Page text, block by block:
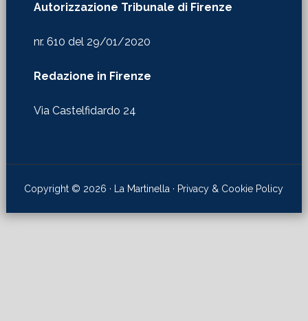
Autorizzazione Tribunale di Firenze
nr. 610 del 29/01/2020
Redazione in Firenze
Via Castelfidardo 24
Copyright © 2026 · La Martinella · Privacy & Cookie Policy